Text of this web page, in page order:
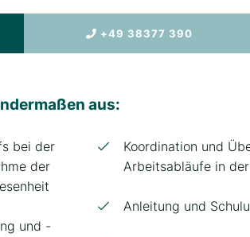
+49 38377 390
aus:
bei der
der
und -
Koordination und
Arbeitsabläufe in
Anleitung und